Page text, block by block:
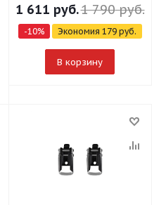
1 611 руб.1 790руб.
-10% Экономия 179руб.
В корзину